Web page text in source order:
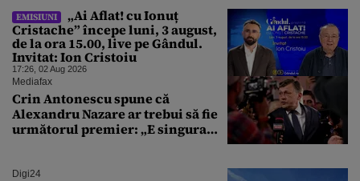
EMISIUNI
„Ai Aflat! cu Ionuț
Cristache” începe luni, 3 august,
de la ora 15.00, live pe Gândul.
Invitat: Ion Cristoiu
17:26, 02 Aug 2026
Mediafax
Crin Antonescu spune că
Alexandru Nazare ar trebui să fie
următorul premier: „E singura
Digi24